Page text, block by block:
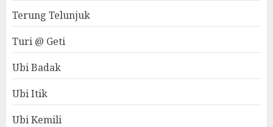
Terung Telunjuk
Turi @ Geti
Ubi Badak
Ubi Itik
Ubi Kemili